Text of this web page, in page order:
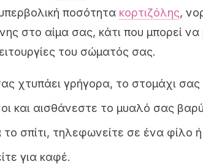
ποσότητα κορτιζόλης,
στο αίμα σας, κάτι που μπορεί
του σώματός σας.
χτυπάει γρήγορα, το στομάχι σας
και αισθάνεστε το μυαλό σας
το σπίτι, τηλεφωνείτε σε ένα φίλο
για καφέ.